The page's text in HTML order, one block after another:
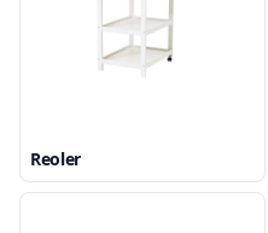
Reoler